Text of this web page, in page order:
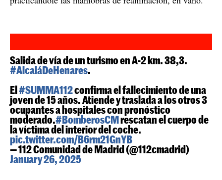
Salida de vía de un turismo en A-2 km. 38,3.
#AlcaláDeHenares.
El#SUMMA112confirma el fallecimiento de una
joven de 15 años. Atiende y traslada a los otros 3
ocupantes a hospitales con pronóstico
moderado.#BomberosCMrescatan el cuerpo de
la víctima del interior del coche.
pic.twitter.com/B6rm21GnYB
— 112 Comunidad de Madrid (@112cmadrid)
January 26, 2025